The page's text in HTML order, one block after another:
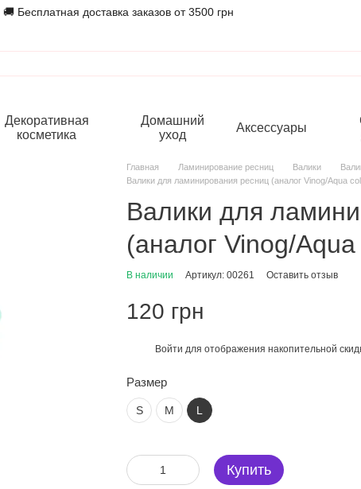
🚚 Бесплатная доставка заказов от 3500 грн
Декоративная
косметика
Домашний
уход
Аксессуары
Главная Ламинирование ресниц Валики
Валики для ламинирования ресниц (аналог Vinog/Aqua
Валики для
(аналог Vinog/
В наличии Артикул: 00261 Оставить отзыв
120 грн
Войти для отображения накопительной
Размер
S M L
Купить